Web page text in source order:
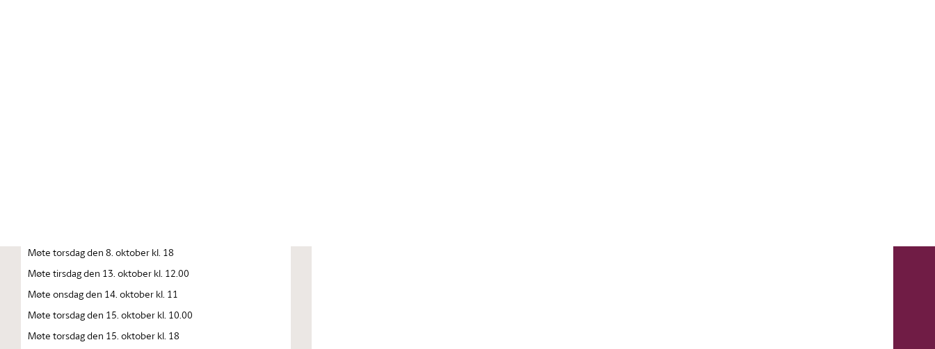
Møte torsdag den 8. oktober kl. 18
Møte tirsdag den 13. oktober kl. 12.00
Møte onsdag den 14. oktober kl. 11
Møte torsdag den 15. oktober kl. 10.00
Møte torsdag den 15. oktober kl. 18